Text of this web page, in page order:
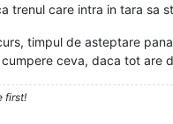
trenul care intra in tara sa
timpul de asteptare
ceva, daca tot are
first!